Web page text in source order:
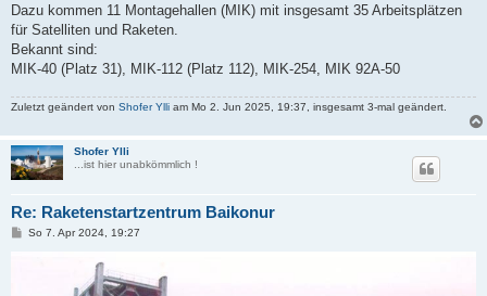
Dazu kommen 11 Montagehallen (MIK) mit insgesamt 35 Arbeitsplätzen
für Satelliten und Raketen.
Bekannt sind:
MIK-40 (Platz 31), MIK-112 (Platz 112), MIK-254, MIK 92A-50
Zuletzt geändert von Shofer Ylli am Mo 2. Jun 2025, 19:37, insgesamt 3-mal geändert.
Shofer Ylli
...ist hier unabkömmlich !
Re: Raketenstartzentrum Baikonur
BSo 7. Apr 2024, 19:27